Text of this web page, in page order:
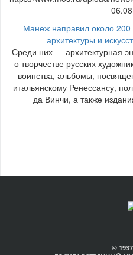
Манеж направил около 200
архитектуры и
Среди них — архитектурная
о творчестве русских
воинства, альбомы,
итальянскому Ренессансу,
да Винчи, а также
©